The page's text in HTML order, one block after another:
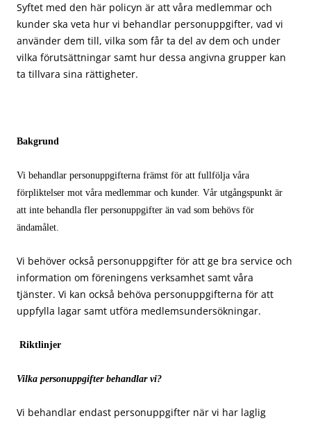
Syftet med den här policyn är att våra medlemmar och
kunder ska veta hur vi behandlar personuppgifter, vad vi
använder dem till, vilka som får ta del av dem och under
vilka förutsättningar samt hur dessa angivna grupper kan
ta tillvara sina rättigheter.
Bakgrund
Vi behandlar personuppgifterna främst för att fullfölja våra
förpliktelser mot våra medlemmar och kunder. Vår utgångspunkt är
att inte behandla fler personuppgifter än vad som behövs för
ändamålet.
Vi behöver också personuppgifter för att ge bra service och
information om föreningens verksamhet samt våra
tjänster. Vi kan också behöva personuppgifterna för att
uppfylla lagar samt utföra medlemsundersökningar.
Riktlinjer
Vilka personuppgifter behandlar vi?
Vi behandlar endast personuppgifter när vi har laglig